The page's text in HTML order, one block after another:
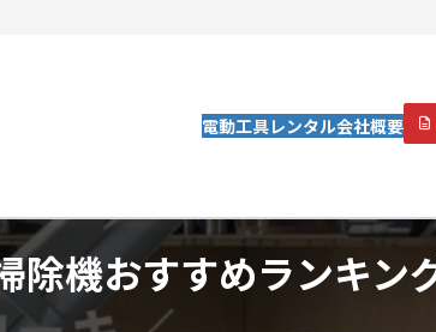
電動工具レンタル会社概要
除機おすすめランキン